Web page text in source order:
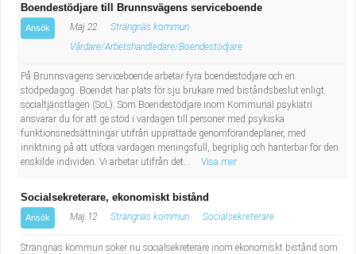
Boendestödjare till Brunnsvägens serviceboende
Ansök Maj 22
Strängnäs kommun
Vårdare/Arbetshandledare/Boendestödjare
På Brunnsvägens serviceboende arbetar fyra boendestödjare och en
stödpedagog. Boendet har plats för sju brukare med biståndsbeslut enligt
socialtjänstlagen (SoL). Som Boendestödjare inom Kommunal psykiatri
ansvarar du för att ge stöd i vardagen till personer med psykiska
funktionsnedsättningar utifrån upprättade genomförandeplaner, med
inriktning på att utföra vardagen meningsfull, begriplig och hanterbar för den
enskilde individen. Vi arbetar utifrån det...
Visa mer
Socialsekreterare, ekonomiskt bistånd
Ansök Maj 12 Strängnäs kommun Socialsekreterare
Strängnäs kommun söker nu socialsekreterare inom ekonomiskt bistånd som